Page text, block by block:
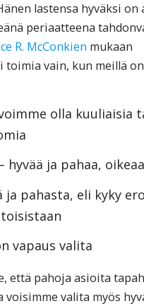
lastensa hyväksi on
periaatteena
R. McConkien mukaan
toimia vain, kun meillä on
olla kuuliaisia
hyvää ja pahaa,
ja pahasta, eli kyky
vapaus valita
että pahoja asioita
valita myös